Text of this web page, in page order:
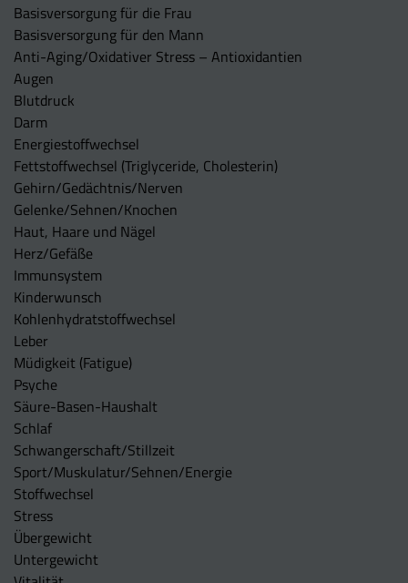
Basisversorgung für die Frau
Basisversorgung für den Mann
Anti-Aging/Oxidativer Stress – Antioxidantien
Augen
Blutdruck
Darm
Energiestoffwechsel
Fettstoffwechsel (Triglyceride, Cholesterin)
Gehirn/Gedächtnis/Nerven
Gelenke/Sehnen/Knochen
Haut, Haare und Nägel
Herz/Gefäße
Immunsystem
Kinderwunsch
Kohlenhydratstoffwechsel
Leber
Müdigkeit (Fatigue)
Psyche
Säure-Basen-Haushalt
Schlaf
Schwangerschaft/Stillzeit
Sport/Muskulatur/Sehnen/Energie
Stoffwechsel
Stress
Übergewicht
Untergewicht